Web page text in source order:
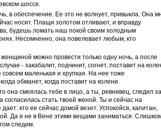
шоссе.
в обеспечение. Ее это не волнует, привыкла. Она
носит. Плащи золотом отливают, и вправду
будешь ломать наш покой своим холодным
Несомненно, она повелевает любым, кто
можно провести только одну ночь, а после
- закабалит, подчинит, согнет, поставит на
маленькая и хрупкая. На нее тоже
обманет, когда поставит на колени.
она смеялась тебе в лицо, а ты, ревнивец, следил за
стать твоей женой. Ты и сейчас на
кто ее сейчас домой везет. Успокойся, капитан,
Да и не в Вене этими вещами заниматься.
следим.